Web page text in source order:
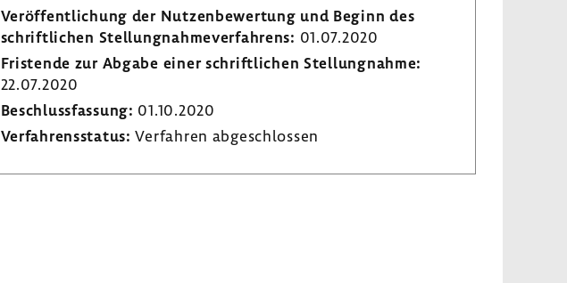
Veröf­fent­li­chung der Nutzen­be­wer­tung und Beginn des
schrift­li­chen Stel­lung­nah­me­ver­fah­rens: 01.07.2020
Fris­tende zur Abgabe einer schrift­li­chen Stel­lung­nahme:
22.07.2020
Beschluss­fas­sung: 01.10.2020
Verfah­rens­status: Verfahren abge­schlossen